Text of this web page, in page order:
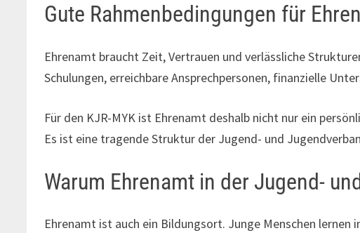
Gute Rahmenbedingungen für
Ehrenamt braucht Zeit, Vertrauen und verlässliche
Schulungen, erreichbare Ansprechpersonen, finanzielle
Für den KJR-MYK ist Ehrenamt deshalb nicht nur ein
Es ist eine tragende Struktur der Jugend- und
Warum Ehrenamt in der Jugend-
Ehrenamt ist auch ein Bildungsort. Junge Menschen